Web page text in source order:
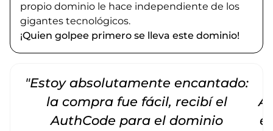
propio dominio le hace independiente de los
gigantes tecnológicos.
¡Quien golpee primero se lleva este dominio!
"Estoy absolutamente encantado:
la compra fue fácil, recibí el
AuthCode para el dominio